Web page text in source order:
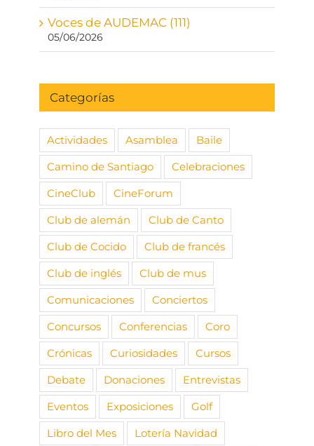
Voces de AUDEMAC (111)
05/06/2026
Categorías
Actividades Asamblea
Baile
Camino de Santiago
Celebraciones
CineClub
CineForum
Club de alemán
Club de Canto
Club de Cocido
Club de francés
Club de inglés
Club de mus
Comunicaciones
Conciertos
Concursos
Conferencias
Coro
Crónicas
Curiosidades
Cursos
Debate
Donaciones
Entrevistas
Eventos
Exposiciones
Golf
Libro del Mes
Lotería Navidad